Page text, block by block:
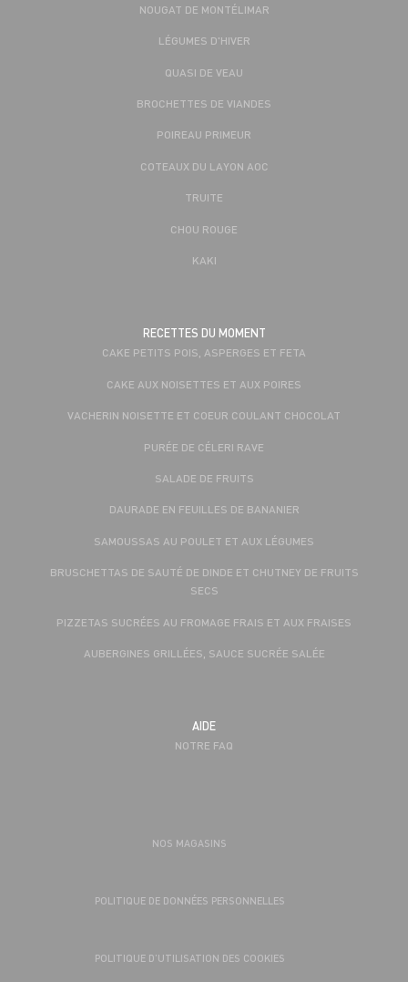
NOUGAT DE MONTÉLIMAR
LÉGUMES D'HIVER
QUASI DE VEAU
BROCHETTES DE VIANDES
POIREAU PRIMEUR
COTEAUX DU LAYON AOC
TRUITE
CHOU ROUGE
KAKI
RECETTES DU MOMENT
CAKE PETITS POIS, ASPERGES ET FETA
CAKE AUX NOISETTES ET AUX POIRES
VACHERIN NOISETTE ET COEUR COULANT CHOCOLAT
PURÉE DE CÉLERI RAVE
SALADE DE FRUITS
DAURADE EN FEUILLES DE BANANIER
SAMOUSSAS AU POULET ET AUX LÉGUMES
BRUSCHETTAS DE SAUTÉ DE DINDE ET CHUTNEY DE FRUITS
SECS
PIZZETAS SUCRÉES AU FROMAGE FRAIS ET AUX FRAISES
AUBERGINES GRILLÉES, SAUCE SUCRÉE SALÉE
AIDE
NOTRE FAQ
NOS MAGASINS
POLITIQUE DE DONNÉES PERSONNELLES
POLITIQUE D’UTILISATION DES COOKIES